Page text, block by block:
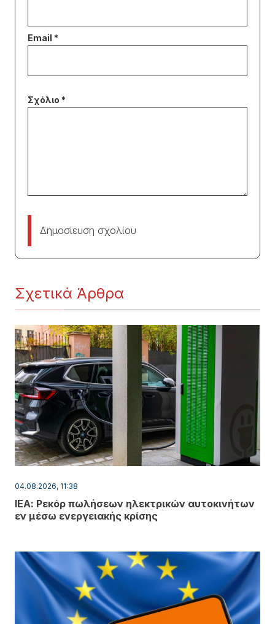
Δημοσίευση σχολίου
Σχετικά Άρθρα
04.08.2026, 11:38
ΙΕΑ: Ρεκόρ πωλήσεων ηλεκτρικών αυτοκινήτων
εν μέσω ενεργειακής κρίσης